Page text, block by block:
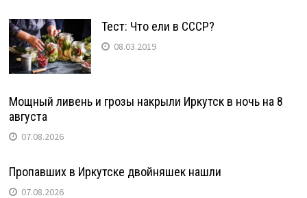
Тест: Что ели в СССР?
08.03.2019
Мощный ливень и грозы накрыли Иркутск в ночь на 8
августа
07.08.2026
Пропавших в Иркутске двойняшек нашли
07.08.2026